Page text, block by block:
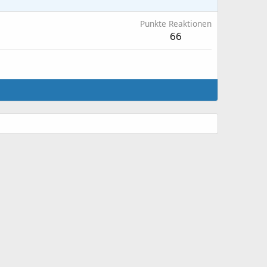
Punkte Reaktionen
66